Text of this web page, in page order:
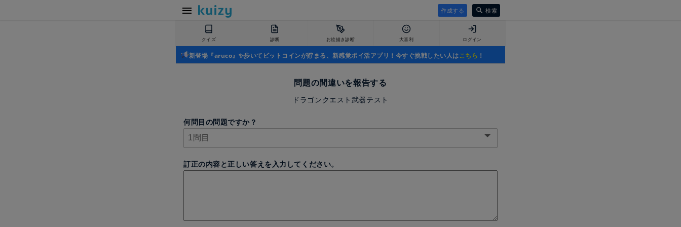
作成する 検索
クイズ 診断 お絵描き診断 大喜利 ログイン
新登場『aruco』✨歩いてビットコインが貯まる、新感覚ポイ活アプリ！今すぐ挑戦したい人はこちら ！
問題の間違いを報告する
ドラゴンクエスト武器テスト
何問目の問題ですか？
訂正の内容と正しい答えを入力してください。